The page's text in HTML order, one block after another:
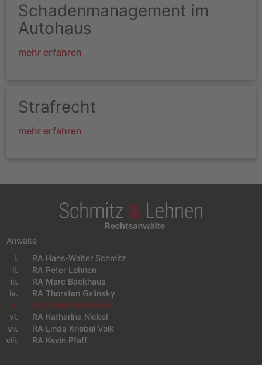
Schadenmanagement im
Autohaus
mehr erfahren
Strafrecht
mehr erfahren
Anwälte
Navigation überspringen
RA Hans-Walter Schmitz
RA Peter Lehnen
RA Marc Backhaus
RA Thorsten Galinsky
RA Markus Klawohn
RA Katharina Nickel
RA Linda Kriebel Volk
RA Kevin Pfaff